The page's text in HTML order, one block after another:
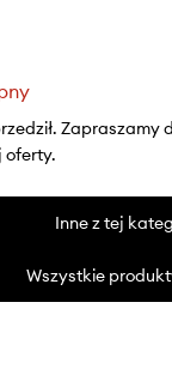
Zapraszamy
oferty.
Inne z tej
Wszystkie